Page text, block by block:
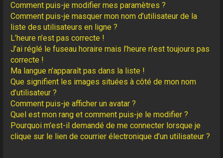
Comment puis-je modifier mes paramètres ?
Comment puis-je masquer mon nom d’utilisateur de la
liste des utilisateurs en ligne ?
L’heure n’est pas correcte !
J’ai réglé le fuseau horaire mais l’heure n’est toujours pas
correcte !
Ma langue n’apparaît pas dans la liste !
Que signifient les images situées à côté de mon nom
d’utilisateur ?
Comment puis-je afficher un avatar ?
Quel est mon rang et comment puis-je le modifier ?
Pourquoi m’est-il demandé de me connecter lorsque je
clique sur le lien de courrier électronique d’un utilisateur ?